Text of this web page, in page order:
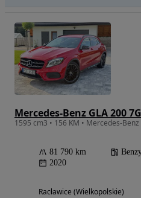
Mercedes-Benz GLA 200
81 790 km
2020
Racławice (Wielkopolskie)